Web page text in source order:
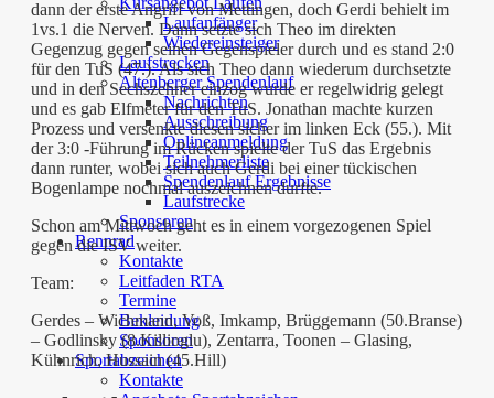
Laufanfänger
Wiedereinsteiger
Laufstrecken
Altenberger Spendenlauf
Nachrichten
Ausschreibung
Onlineanmeldung
Teilnehmerliste
Spendenlauf Ergebnisse
Laufstrecke
Sponsoren
Rennrad
Kontakte
Leitfaden RTA
Termine
Bekleidung
Sponsoren
Sportabzeichen
Kontakte
dann der erste Angriff von Mettingen, doch Gerdi behielt im
1vs.1 die Nerven. Dann setzte sich Theo im direkten
Gegenzug gegen seinen Gegenspieler durch und es stand 2:0
für den TuS (47.). Als sich Theo dann wiederum durchsetzte
und in den Sechszehner einzog wurde er regelwidrig gelegt
und es gab Elfmeter für den TuS. Jonathan machte kurzen
Prozess und versenkte diesen sicher im linken Eck (55.). Mit
der 3:0 -Führung im Rücken spielte der TuS das Ergebnis
dann runter, wobei sich auch Gerdi bei einer tückischen
Bogenlampe nochmal auszeichnen durfte.
Schon am Mittwoch geht es in einem vorgezogenen Spiel
gegen die ISV weiter.
Team:
Gerdes – Wichmann, Voß, Imkamp, Brüggemann (50.Branse)
– Godlinsky (8.Killioglu), Zentarra, Toonen – Glasing,
Kühnrich, Hussain (45.Hill)